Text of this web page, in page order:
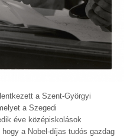
a Szent-Györgyi
a Szegedi
éve középiskolások
a Nobel-díjas tudós gazdag